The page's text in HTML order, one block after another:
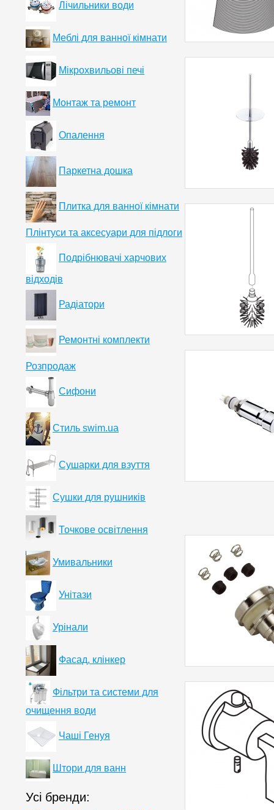
Лічильники води
Меблі для ванної кімнати
Мікрохвильові печі
Монтаж та ремонт
Опалення
Паркетна дошка
Плитка для ванної кімнати
Плінтуси та аксесуари для підлоги
Подрібнювачі харчових
відходів
Радіатори
Ремонтні комплекти
Розпродаж
Сифони
Стиль swim.ua
Сушарки для взуття
Сушки для рушників
Точкове освітлення
Умивальники
Унітази
Урінали
Фасад, клінкер
Фільтри та системи для
очищення води
Чаші Генуя
Штори для ванн
Усі бренди: